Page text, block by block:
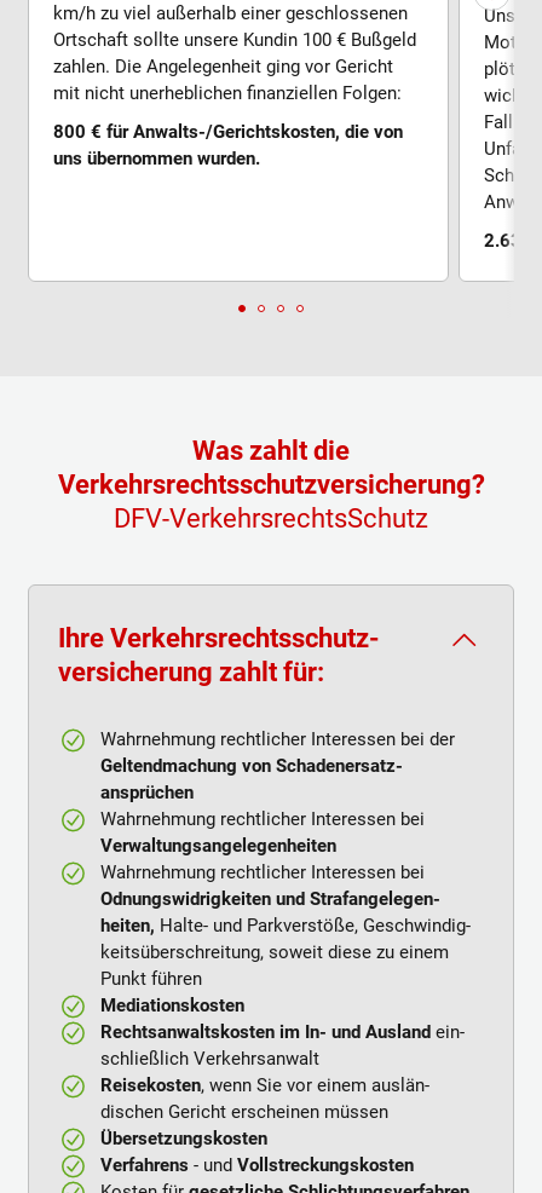
km/h zu viel außerhalb einer geschlosse­nen
Ortschaft sollte unsere Kundin 100 € Bußgeld
zahlen. Die Angelegenheit ging vor Gericht
mit nicht uner­heblichen finanziellen Folgen:
800 € für Anwalts-/Gerichtskosten, die von
uns übernommen wurden.
Unser
wich
Fall
Was zahlt die
Verkehrsrechtsschutzversicherung?
DFV-VerkehrsrechtsSchutz
Ihre Verkehrsrechts­schutz­
versicherung zahlt für:
Wahrnehmung rechtlicher Interessen bei der
Geltendmachung von Schaden­ersatz­
ansprüchen
Wahrnehmung rechtlicher Interessen bei
Verwaltungsangelegenheiten
Wahrnehmung rechtlicher Interessen bei
Odnungs­widrig­keiten und Straf­an­ge­legen­
heiten, Halte- und Park­ver­stöße, Ge­schwin­dig­
keits­über­schrei­tung, soweit diese zu einem
Punkt führen
Mediationskosten
Rechtsanwaltskosten im In- und Ausland ein­
schließlich Verkehrsanwalt
Reisekosten, wenn Sie vor einem aus­län­
dischen Gericht erscheinen müssen
Übersetzungskosten
Verfahrens - und Vollstreckungs­kosten